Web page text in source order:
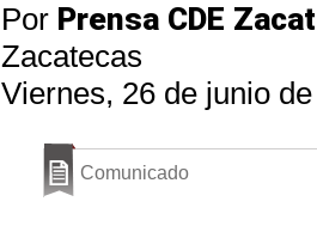
Por Prensa CDE
Zacatecas
Viernes, 26 de junio
Comunicado